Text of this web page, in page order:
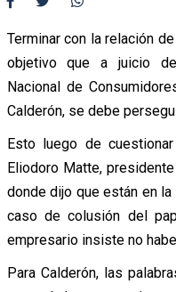
Terminar con la relación
objetivo que a juicio
Nacional de
Calderón, se debe
Esto luego de
Eliodoro Matte,
donde dijo que están en
caso de colusión del
empresario insiste no
Para Calderón, las